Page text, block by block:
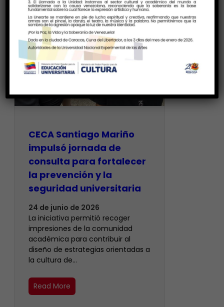
CECA Santiago Mariño
impulsó jornada de
consulta para fortalecer
la prevención y la
seguridad universitaria
24 de junio de 2026
La iniciativa permitió recoger
impresiones de la comunidad
académica para contribuir al
diseño de estrategias orientadas a
la cultura de…
Read More